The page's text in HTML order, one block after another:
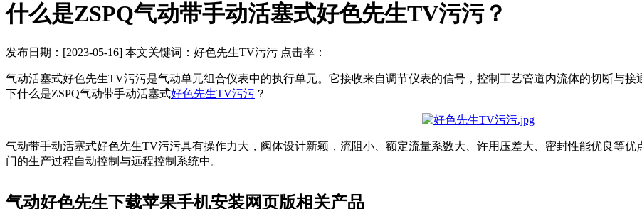
什么是ZSPQ气动带手动活塞式好色先生TV污污？
发布日期：[2023-05-16] 本文关键词：好色先生TV污污 点击率：
气动活塞式好色先生TV污污是气动单元组合仪表中的执行单元。它接收来自调节仪表的信号，控制工艺管道内流体的切断与接通或
下什么是ZSPQ气动带手动活塞式好色先生TV污污 ？
气动带手动活塞式好色先生TV污污具有操作力大，阀体设计新颖，流阻小、额定流量系数大、许用压差大、密封性能优良等优点
门的生产过程自动控制与远程控制系统中。
气动好色先生下载苹果手机安装网页版相关产品